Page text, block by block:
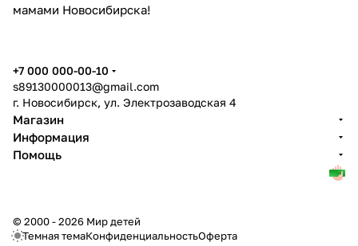
мамами Новосибирска!
+7 000 000-00-10
s89130000013@gmail.com
г. Новосибирск, ул. Электрозаводская 4
Магазин
Информация
Помощь
© 2000 - 2026 Мир детей
Темная темаКонфиденциальностьОферта